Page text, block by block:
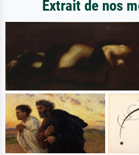
Extrait de nos